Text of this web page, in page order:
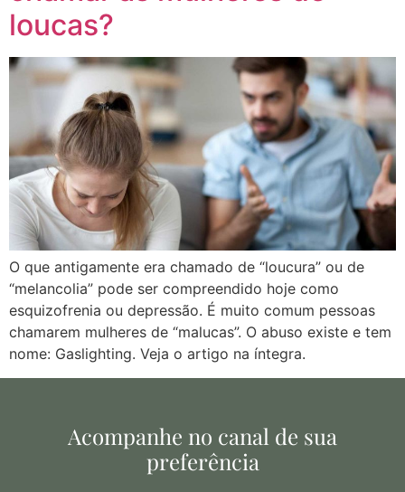
loucas?
O que antigamente era chamado de “loucura” ou de
“melancolia” pode ser compreendido hoje como
esquizofrenia ou depressão. É muito comum pessoas
chamarem mulheres de “malucas”. O abuso existe e tem
nome: Gaslighting. Veja o artigo na íntegra.
Acompanhe no canal de sua
preferência